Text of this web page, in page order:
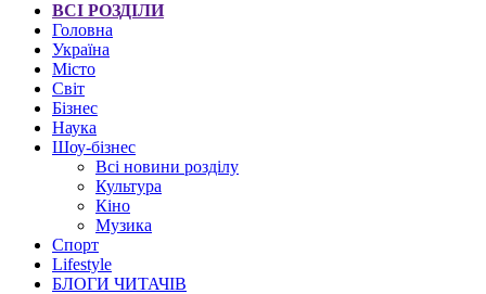
ВСІ РОЗДІЛИ
Головна
Україна
Місто
Світ
Бізнес
Наука
Шоу-бізнес
Всі новини розділу
Культура
Кіно
Музика
Спорт
Lifestyle
БЛОГИ ЧИТАЧІВ